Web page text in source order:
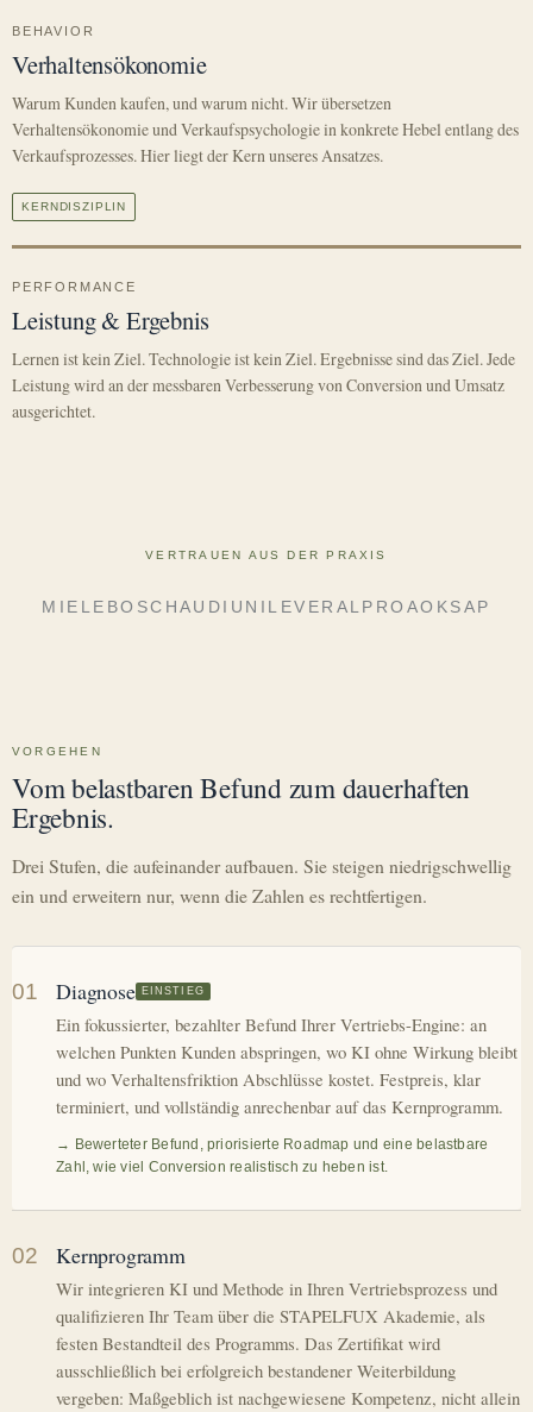
BEHAVIOR
Verhaltensökonomie
Warum Kunden kaufen, und warum nicht. Wir übersetzen
Verhaltensökonomie und Verkaufspsychologie in konkrete Hebel entlang des
Verkaufsprozesses. Hier liegt der Kern unseres Ansatzes.
KERNDISZIPLIN
PERFORMANCE
Leistung & Ergebnis
Lernen ist kein Ziel. Technologie ist kein Ziel. Ergebnisse sind das Ziel. Jede
Leistung wird an der messbaren Verbesserung von Conversion und Umsatz
ausgerichtet.
VERTRAUEN AUS DER PRAXIS
MIELE BOSCH AUDI UNILEVER ALPRO AOK SAP
VORGEHEN
Vom belastbaren Befund zum dauerhaften
Ergebnis.
Drei Stufen, die aufeinander aufbauen. Sie steigen niedrigschwellig
ein und erweitern nur, wenn die Zahlen es rechtfertigen.
01 Diagnose EINSTIEG
Ein fokussierter, bezahlter Befund Ihrer Vertriebs-Engine: an
welchen Punkten Kunden abspringen, wo KI ohne Wirkung bleibt
und wo Verhaltensfriktion Abschlüsse kostet. Festpreis, klar
terminiert, und vollständig anrechenbar auf das Kernprogramm.
→ Bewerteter Befund, priorisierte Roadmap und eine belastbare
Zahl, wie viel Conversion realistisch zu heben ist.
02 Kernprogramm
Wir integrieren KI und Methode in Ihren Vertriebsprozess und
qualifizieren Ihr Team über die STAPELFUX Akademie, als
festen Bestandteil des Programms. Das Zertifikat wird
ausschließlich bei erfolgreich bestandener Weiterbildung
vergeben: Maßgeblich ist nachgewiesene Kompetenz, nicht allein